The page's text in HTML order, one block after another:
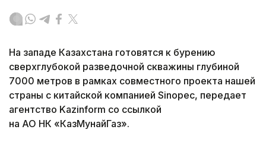
На западе Казахстана готовятся к бурению
сверхглубокой разведочной скважины глубиной
7000 метров в рамках совместного проекта нашей
страны с китайской компанией Sinopec, передает
агентство Kazinform со ссылкой
на АО НК «КазМунайГаз».